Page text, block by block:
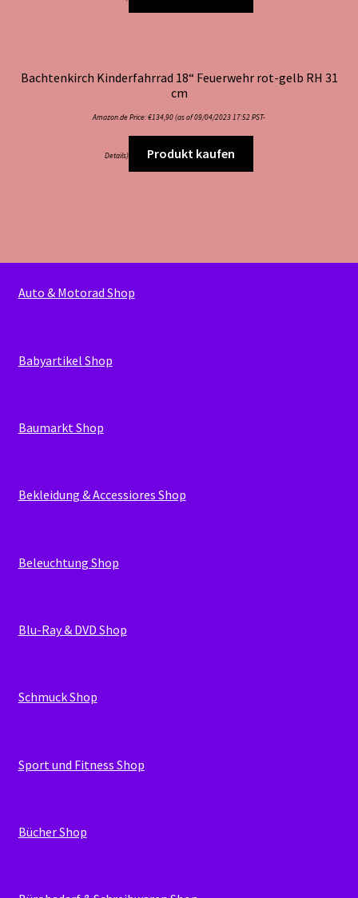
Bachtenkirch Kinderfahrrad 18“ Feuerwehr rot-gelb RH 31
cm
Amazon.de Price:€134,90(as of 09/04/2023 17:52 PST-
Details) Produkt kaufen
Auto & Motorad Shop
Babyartikel Shop
Baumarkt Shop
Bekleidung & Accessiores Shop
Beleuchtung Shop
Blu-Ray & DVD Shop
Schmuck Shop
Sport und Fitness Shop
Bücher Shop